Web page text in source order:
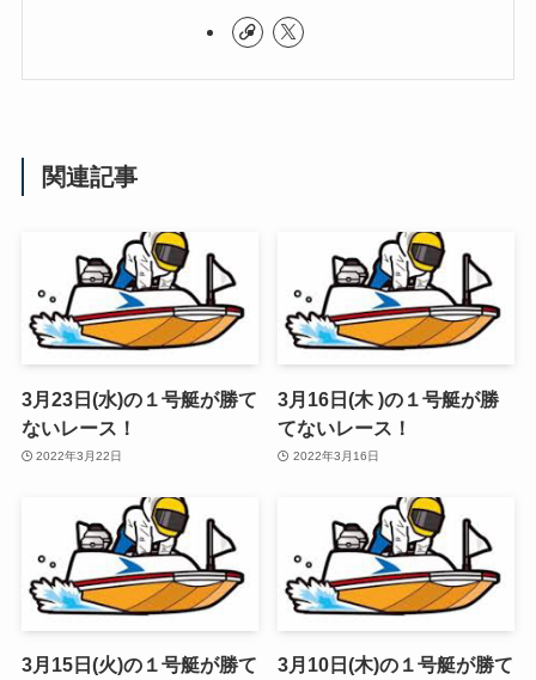
関連記事
3月23日(水)の１号艇が勝て
ないレース！
2022年3月22日
3月16日(木 )の１号艇が勝
てないレース！
2022年3月16日
3月15日(火)の１号艇が勝て
3月10日(木)の１号艇が勝て